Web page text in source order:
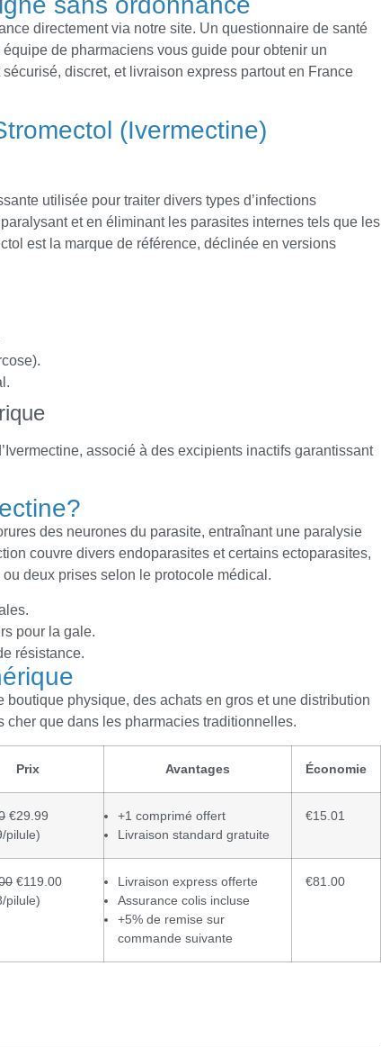
directement via notre site. Un questionnaire de santé
de pharmaciens vous guide pour obtenir un
discret, et livraison express partout en France
(Ivermectine)
utilisée pour traiter divers types d’infections
et en éliminant les parasites internes tels que les
est la marque de référence, déclinée en versions
associé à des excipients inactifs garantissant
des neurones du parasite, entraînant une paralysie
couvre divers endoparasites et certains ectoparasites,
deux prises selon le protocole médical.
pour la gale.
résistance.
boutique physique, des achats en gros et une distribution
que dans les pharmacies traditionnelles.
Prix Avantages Économie
€29.99
pilule)
+1 comprimé offert
Livraison standard gratuite
€15.01
€119.00
pilule)
Livraison express offerte
Assurance colis incluse
+5% de remise sur
commande suivante
€81.00